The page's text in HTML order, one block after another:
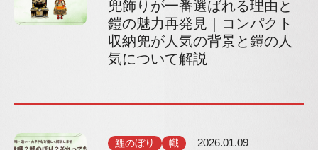
兜飾りが一番選ばれる理由と
鎧の魅力再発見｜コンパクト
収納兜が人気の背景と鎧の人
気について解説
鯉のぼり 幟 2026.01.09